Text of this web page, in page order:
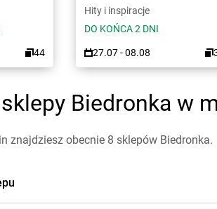
44
Hity i inspiracje
DO KOŃCA 2 DNI
27.07 - 08.08
sklepy Biedronka w
znajdziesz obecnie 8 sklepów Biedronka.